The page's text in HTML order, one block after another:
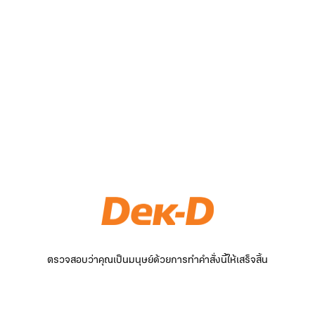
ตรวจสอบว่าคุณเป็นมนุษย์ด้วยการทำคำสั่งนี้ให้เสร็จสิ้น